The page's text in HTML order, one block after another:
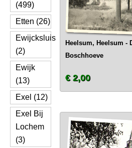
(499)
Etten (26)
Ewijcksluis
(2)
Ewijk
(13)
Exel (12)
Exel Bij
Lochem
(3)
Heelsum, Heelsum -
Boschhoeve
€ 2,00